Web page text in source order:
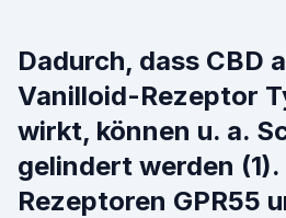
Dadurch, dass CBD
Vanilloid-Rezeptor
wirkt, können u. a.
gelindert werden (1).
Rezeptoren GPR55